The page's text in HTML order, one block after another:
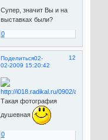
Супер, значит Вы и на
выставках были?
0
Поделиться 12
02-
02-2009 15:20:42
Такая фотография
душевная
0